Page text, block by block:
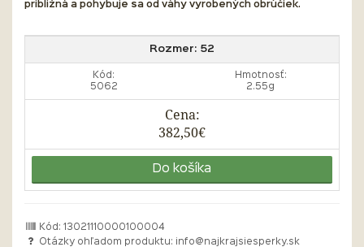
približná a pohybuje sa od váhy vyrobených obrúčiek.
Rozmer: 52
Kód:
5062
Hmotnosť:
2.55g
Cena:
382,50€
Do košíka
Kód: 13021110000100004
Otázky ohľadom produktu:
info@najkrajsiesperky.sk